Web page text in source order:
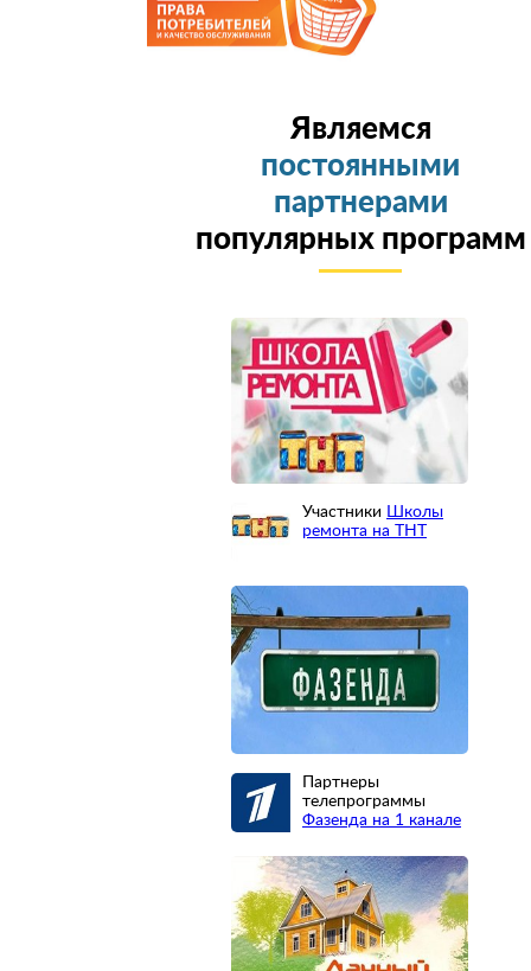
Являемся
постоянными
партнерами
популярных программ
Участники Школы
ремонта на ТНТ
Партнеры
телепрограммы
Фазенда на 1 канале